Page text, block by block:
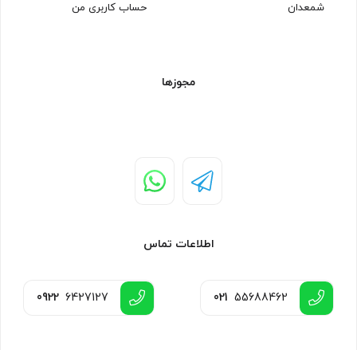
شمعدان
حساب کاربری من
مجوزها
اطلاعات تماس
021 55688462
0922 6427127